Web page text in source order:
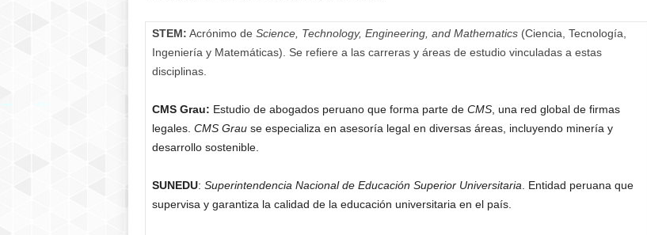
STEM: Acrónimo de Science, Technology, Engineering, and Mathematics(Ciencia, Tecnología,
Ingeniería y Matemáticas). Se refiere a las carreras y áreas de estudio vinculadas a estas
disciplinas.
CMS Grau: Estudio de abogados peruano que forma parte de CMS, una red global de firmas
legales. CMS Grause especializa en asesoría legal en diversas áreas, incluyendo minería y
desarrollo sostenible.
SUNEDU: Superintendencia Nacional de Educación Superior Universitaria . Entidad peruana que
supervisa y garantiza la calidad de la educación universitaria en el país.